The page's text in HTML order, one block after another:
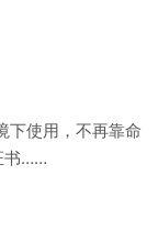
下使用，不再靠命
书……